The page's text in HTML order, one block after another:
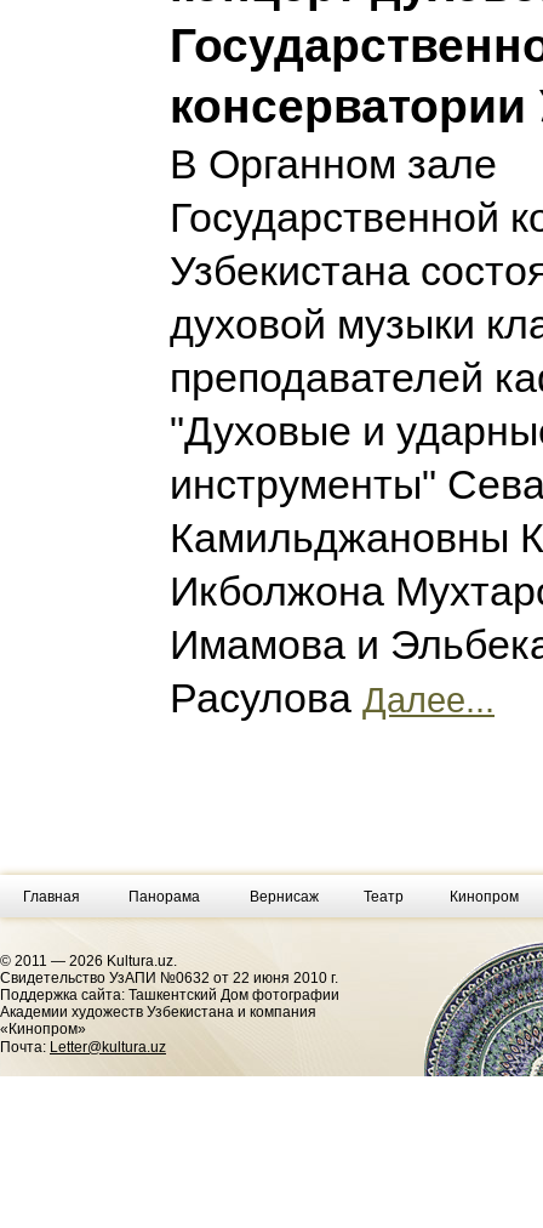
консерватории
В Органном зале
Государственной
Узбекистана
духовой музыки
преподавателей
"Духовые и
инструменты"
Камильджановны
Икболжона
Имамова и
Расулова Далее...
Главная Панорама Вернисаж Театр Кинопром
© 2011 — 2026 Kultura.uz.
Cвидетельство УзАПИ №0632 от 22 июня 2010 г.
Поддержка сайта: Ташкентский Дом фотографии
Академии художеств Узбекистана и компания
«Кинопром»
Почта: Letter@kultura.uz